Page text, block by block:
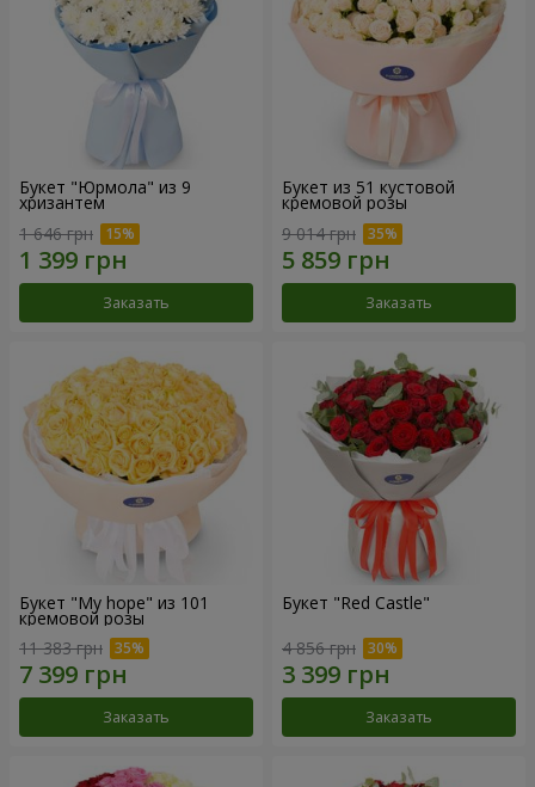
Букет "Юрмола" из 9
хризантем
1 646 грн
Заказать
Букет из 51 кустовой
кремовой розы
9 014 грн
Заказать
Букет "My hope" из 101
кремовой розы
11 383 грн
Заказать
Букет "Red Castle"
4 856 грн
Заказать